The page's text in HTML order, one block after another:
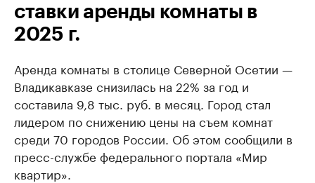
ставки аренды комнаты в
2025 г.
Аренда комнаты в столице Северной Осетии —
Владикавказе снизилась на 22% за год и
составила 9,8 тыс. руб. в месяц. Город стал
лидером по снижению цены на съем комнат
среди 70 городов России. Об этом сообщили в
пресс-службе федерального портала «Мир
квартир».